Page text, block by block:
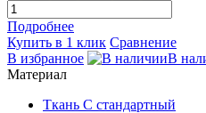
Подробнее
Купить в 1 клик Сравнение
В избранное
В
Материал
Ткань С стандартный